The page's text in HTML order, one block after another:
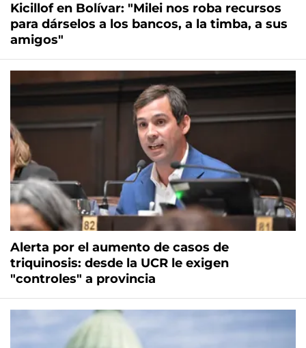
Kicillof en Bolívar: "Milei nos roba recursos
para dárselos a los bancos, a la timba, a sus
amigos"
Alerta por el aumento de casos de
triquinosis: desde la UCR le exigen
"controles" a provincia